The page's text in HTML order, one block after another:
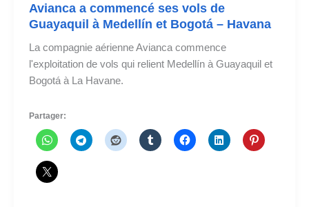
Avianca a commencé ses vols de
Guayaquil à Medellín et Bogotá – Havana
La compagnie aérienne Avianca commence
l'exploitation de vols qui relient Medellín à Guayaquil et
Bogotá à La Havane.
Partager: